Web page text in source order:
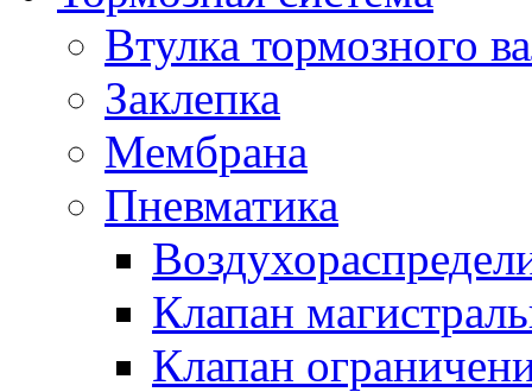
Втулка тормозного
Заклепка
Мембрана
Пневматика
Клапан
Клапан